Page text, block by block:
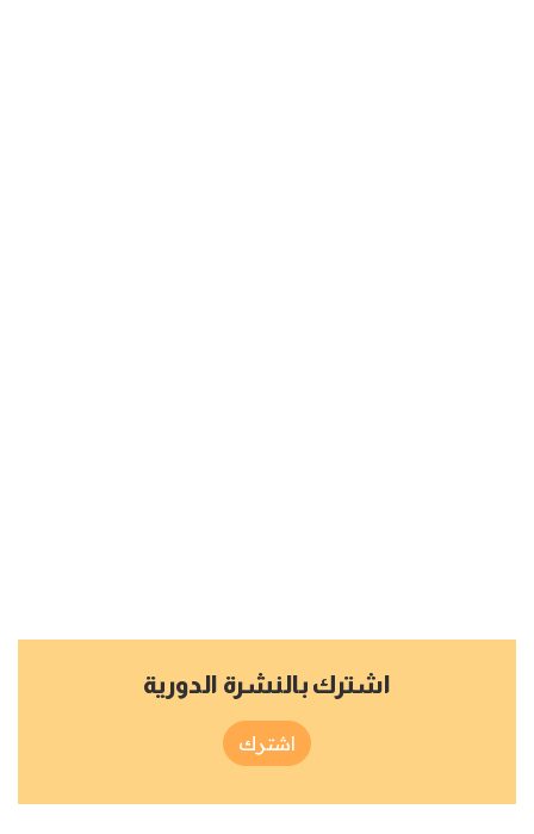
اشترك بالنشرة الدورية
اشترك